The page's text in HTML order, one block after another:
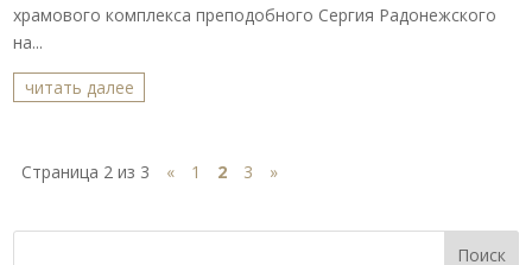
храмового комплекса преподобного Сергия Радонежского
на...
читать далее
Страница 2 из 3 « 1 2 3 »
Поиск